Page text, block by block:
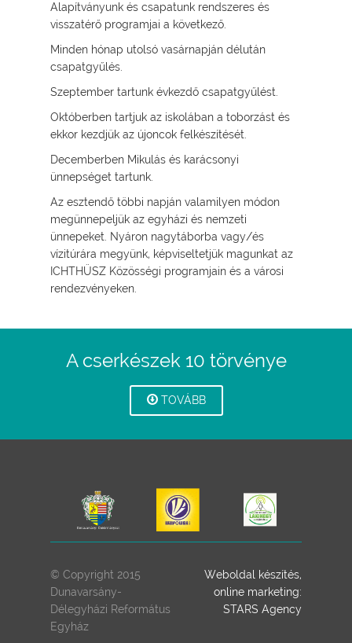
Alapítványunk és csapatunk rendszeres és
visszatérő programjai a következő.
Minden hónap utolsó vasárnapján délután
csapatgyűlés.
Szeptember tartunk évkezdő csapatgyűlést.
Októberben tartjuk az iskolában a toborzást és
ekkor kezdjük az újoncok felkészítését.
Decemberben Mikulás és karácsonyi
ünnepséget tartunk.
Az esztendő többi napján valamilyen módon
megünnepeljük az egyházi és nemzeti
ünnepeket. Nyáron nagytáborba vagy/és
vízitúrára megyünk, képviseltetjük magunkat az
ICHTHÜSZ Közösségi programjain és a városi
rendezvényeken.
A cserkészek 10 törvénye
TOVÁBB
© Copyright 2015
Dunavarsány-
Délegyházi Református
Egyház
Weboldal készítés,
online marketing:
STARS Agency